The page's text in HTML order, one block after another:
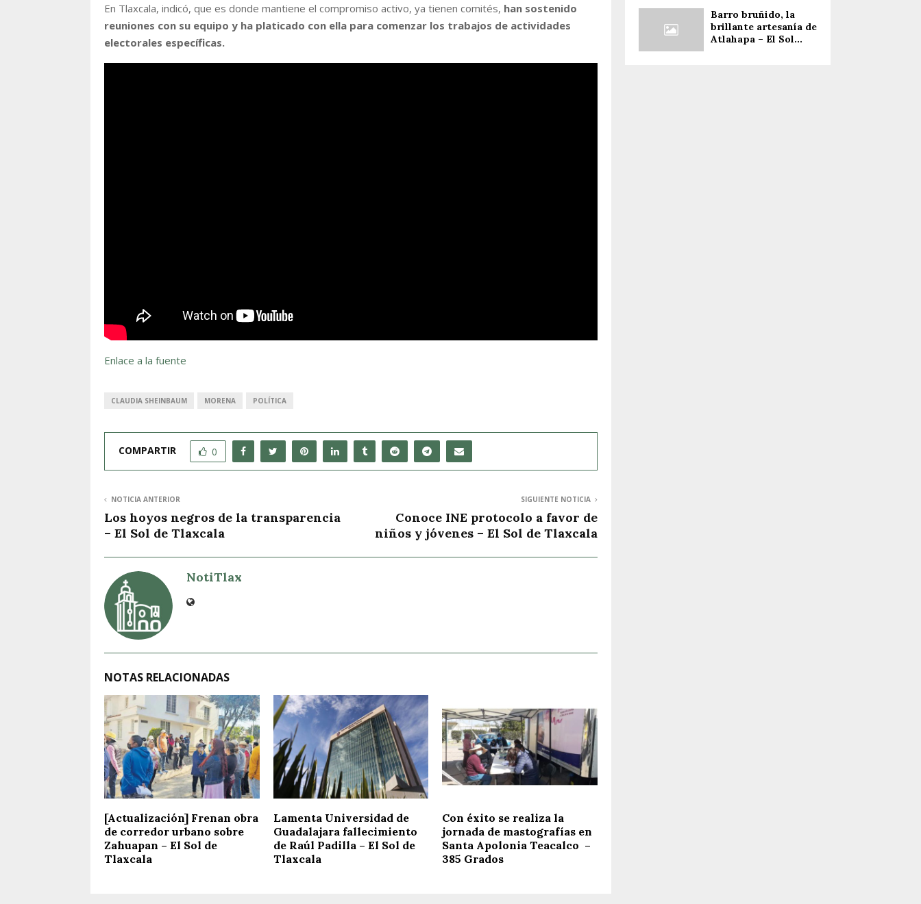
En Tlaxcala, indicó, que es donde mantiene el compromiso activo, ya tienen comités, han sostenido
reuniones con su equipo y ha platicado con ella para comenzar los trabajos de actividades
electorales específicas.
Enlace a la fuente
CLAUDIA SHEINBAUM MORENA POLÍTICA
COMPARTIR 0
NOTICIA ANTERIOR
Los hoyos negros de la transparencia
– El Sol de Tlaxcala
SIGUIENTE NOTICIA
Conoce INE protocolo a favor de
niños y jóvenes – El Sol de Tlaxcala
NotiTlax
NOTAS RELACIONADAS
[Actualización] Frenan obra
de corredor urbano sobre
Zahuapan – El Sol de
Tlaxcala
Lamenta Universidad de
Guadalajara fallecimiento
de Raúl Padilla – El Sol de
Tlaxcala
Con éxito se realiza la
jornada de mastografías en
Santa Apolonia Teacalco –
385 Grados
Barro bruñido, la
brillante artesanía de
Atlahapa – El Sol...